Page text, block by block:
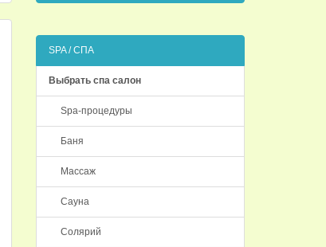
SPA / СПА
Выбрать спа салон
Spa-процедуры
Баня
Массаж
Сауна
Солярий